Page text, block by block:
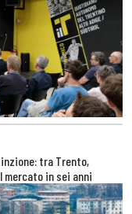
tra Trento,
mercato in sei anni